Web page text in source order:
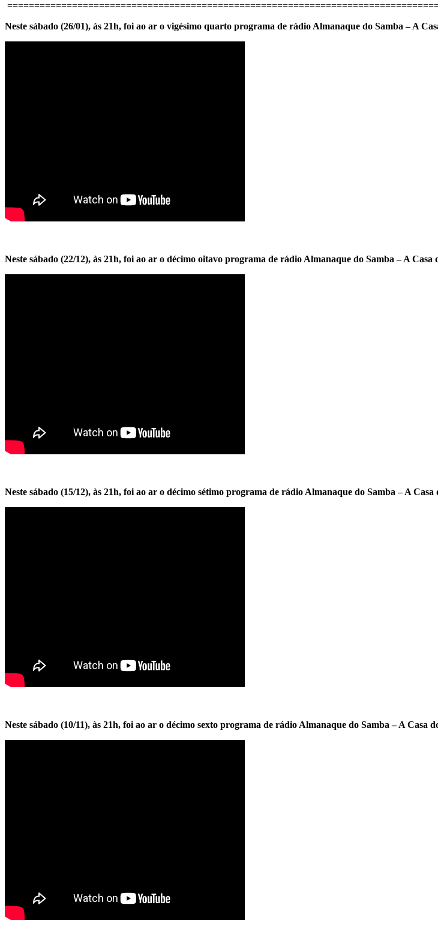
Neste sábado (26/01), às 21h, foi ao ar o vigésimo quarto programa de rádio Almanaque do Samba – A
Neste sábado (22/12), às 21h, foi ao ar o décimo oitavo programa de rádio Almanaque do Samba – A
Neste sábado (15/12), às 21h, foi ao ar o décimo sétimo programa de rádio Almanaque do Samba – A
Neste sábado (10/11), às 21h, foi ao ar o décimo sexto programa de rádio Almanaque do Samba – A